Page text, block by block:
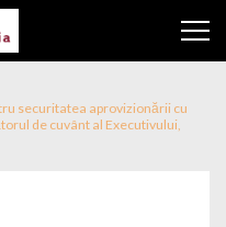
securitatea aprovizionării cu
de cuvânt al Executivului,